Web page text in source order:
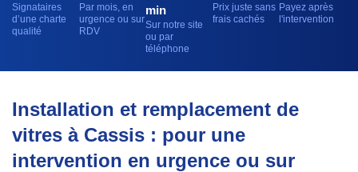
Signataires
d’une charte
qualité
Par mois, en
urgence ou sur
RDV
min
Sur notre site
ou par
téléphone
Prix juste sans
frais cachés
Payez après
l'intervention
Installation et remplacement de
vitres à Cassis : pour une
intervention en urgence ou sur